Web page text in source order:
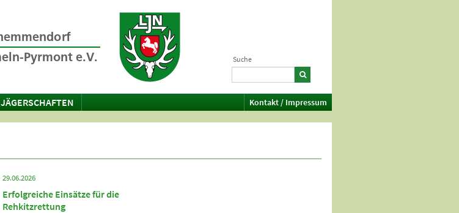
Suche
JÄGERSCHAFTEN Kontakt / Impressum
29.06.2026
Erfolgreiche Einsätze für die
Rehkitzrettung